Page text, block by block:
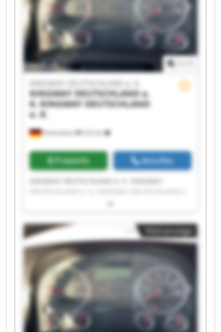
K. KINGWAY DEUTSCHLAND e. K. KINGWAY
DEUTSCHLAND e. K. KINGWAY DEUTSCHLAND e.
K. KINGWAY DEUTSCHLAND e. K. KINGWAY
DEUTSCHLAND e. K.
Hohenthann 223 km
KINGWAY DEUTSCHLAND e.
K. KINGWAY DEUTSCHLAND
e. K.
Preisinfo Anrufen
K. KINGWAY DEUTSCHLAND e. K. KINGWAY
K. KINGWAY DEUTSCHLAND e. K. KINGWAY
DEUTSCHLAND e. K. KINGWAY DEUTSCHLAND e.
K. KINGWAY DEUTSCHLAND e. K. KINGWAY
DEUTSCHLAND e. K. KINGWAY DEUTSCHLAND e.
K. KINGWAY DEUTSCHLAND e. K. KINGWAY
DEUTSCHLAND e. K. KINGWAY DEUTSCHLAND e.
K. KINGWAY DEUTSCHLAND e. K. KINGWAY
DEUTSCHLAND e. K. KINGWAY DEUTSCHLAND e.
K. KINGWAY DEUTSCHLAND e. K. KINGWAY
DEUTSCHLAND e. K.
Kleinanzeige